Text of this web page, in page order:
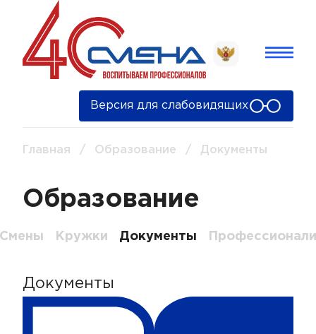
Версия для слабовидящих
Главная / Образование / Документы
Образование
Смены Кружки Документы
Документы